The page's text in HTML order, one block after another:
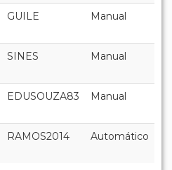
GUILE Manual
SINES Manual
EDUSOUZA83 Manual
RAMOS2014 Automático